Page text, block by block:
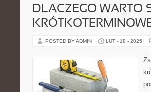
DLACZEGO WARTO
POSTED BY ADMIN LUT - 18 - 2025